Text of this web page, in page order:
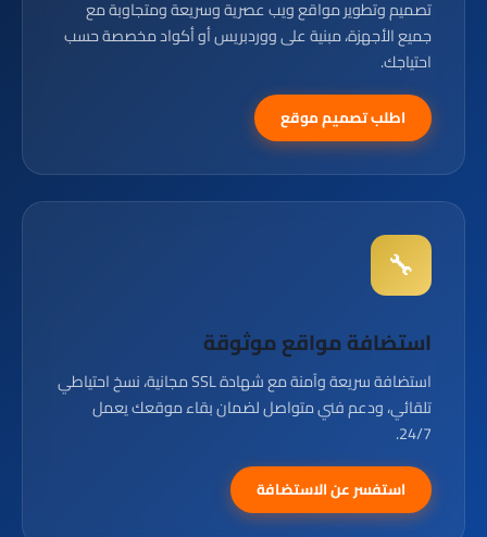
تصميم وتطوير مواقع ويب عصرية وسريعة ومتجاوبة مع
جميع الأجهزة، مبنية على ووردبريس أو أكواد مخصصة حسب
احتياجك.
اطلب تصميم موقع
🔧
استضافة مواقع موثوقة
استضافة سريعة وآمنة مع شهادة SSL مجانية، نسخ احتياطي
تلقائي، ودعم فني متواصل لضمان بقاء موقعك يعمل
24/7.
استفسر عن الاستضافة